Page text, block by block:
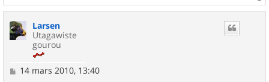
a
Larsen
Utagawiste
gourou
M14 mars 2010, 13:40